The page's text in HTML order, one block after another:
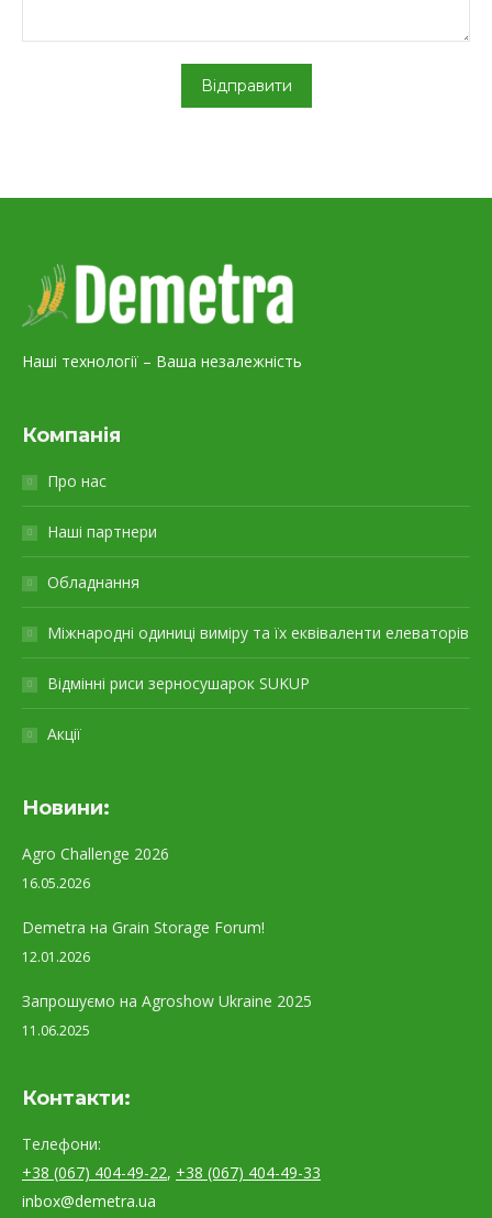
Наші технології – Ваша незалежність
Компанія
Про нас
Наші партнери
Обладнання
Міжнародні одиниці виміру та їх еквіваленти елеваторів
Відмінні риси зерносушарок SUKUP
Акції
Новини:
Agro Challenge 2026
16.05.2026
Demetra на Grain Storage Forum!
12.01.2026
Запрошуємо на Agroshow Ukraine 2025
11.06.2025
Контакти:
Телефони:
+38 (067) 404-49-22, +38 (067) 404-49-33
inbox@demetra.ua